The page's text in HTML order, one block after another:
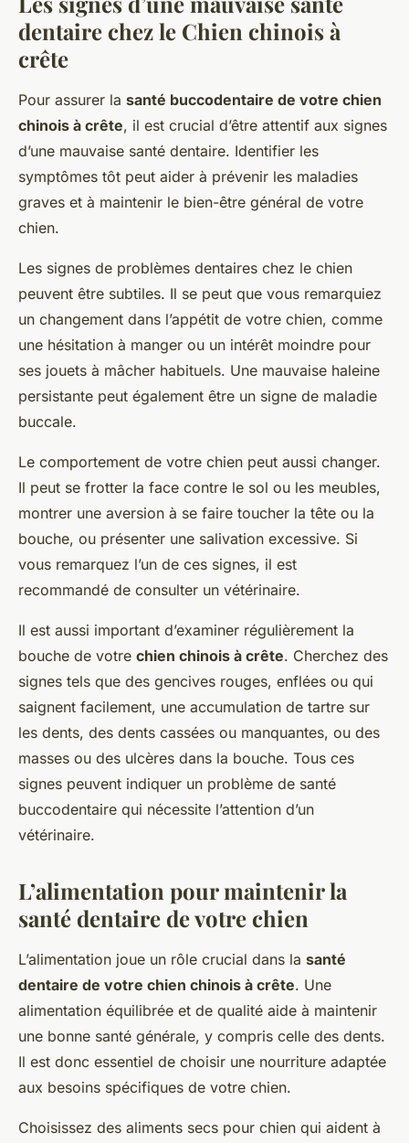
dentaire chez le Chien chinois à
crête
Pour assurer la santé buccodentaire de votre chien
chinois à crête, il est crucial d’être attentif aux signes
d’une mauvaise santé dentaire. Identifier les
symptômes tôt peut aider à prévenir les maladies
graves et à maintenir le bien-être général de votre
chien.
Les signes de problèmes dentaires chez le chien
peuvent être subtiles. Il se peut que vous remarquiez
un changement dans l’appétit de votre chien, comme
une hésitation à manger ou un intérêt moindre pour
ses jouets à mâcher habituels. Une mauvaise haleine
persistante peut également être un signe de maladie
buccale.
Le comportement de votre chien peut aussi changer.
Il peut se frotter la face contre le sol ou les meubles,
montrer une aversion à se faire toucher la tête ou la
bouche, ou présenter une salivation excessive. Si
vous remarquez l’un de ces signes, il est
recommandé de consulter un vétérinaire.
Il est aussi important d’examiner régulièrement la
bouche de votre chien chinois à crête. Cherchez des
signes tels que des gencives rouges, enflées ou qui
saignent facilement, une accumulation de tartre sur
les dents, des dents cassées ou manquantes, ou des
masses ou des ulcères dans la bouche. Tous ces
signes peuvent indiquer un problème de santé
buccodentaire qui nécessite l’attention d’un
vétérinaire.
L’alimentation pour maintenir la
santé dentaire de votre chien
L’alimentation joue un rôle crucial dans la santé
dentaire de votre chien chinois à crête. Une
alimentation équilibrée et de qualité aide à maintenir
une bonne santé générale, y compris celle des dents.
Il est donc essentiel de choisir une nourriture adaptée
aux besoins spécifiques de votre chien.
Choisissez des aliments secs pour chien qui aident à